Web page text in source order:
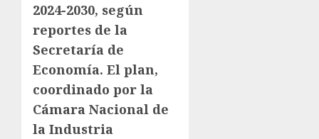
2024-2030, según
reportes de la
Secretaría de
Economía. El plan,
coordinado por la
Cámara Nacional de
la Industria